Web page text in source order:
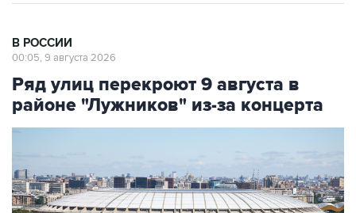
Ряд улиц перекроют 9 августа в
районе "Лужников" из-за концерта